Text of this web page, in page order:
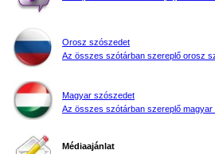
Orosz szószedet
Az összes szótárban szereplő orosz
Magyar szószedet
Az összes szótárban szereplő magyar
Médiaajánlat